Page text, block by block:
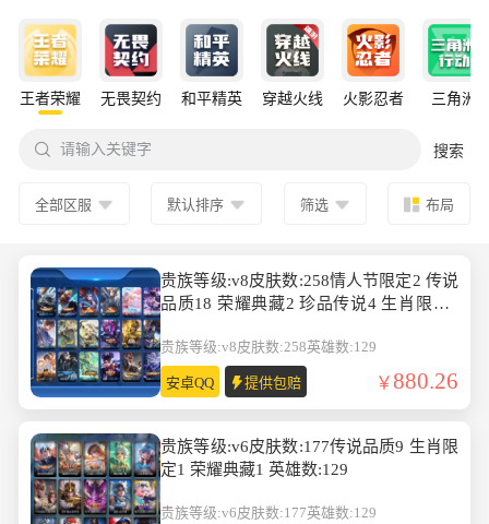
王者荣耀 无畏契约 和平精英 穿越火线 火影忍者 三角洲
 请输入关键字 搜索
全部区服 默认排序 筛选 布局
贵族等级:v8皮肤数:258情人节限定2 传说
品质18 荣耀典藏2 珍品传说4 生肖限定3
贵族等级:v8皮肤数:258英雄数:129
安卓QQ 提供包赔 880.26
贵族等级:v6皮肤数:177传说品质9 生肖限
定1 荣耀典藏1 英雄数:129
贵族等级:v6皮肤数:177英雄数:129